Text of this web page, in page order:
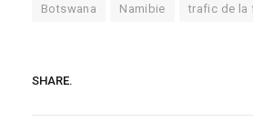
Botswana Namibie trafic de la
SHARE.